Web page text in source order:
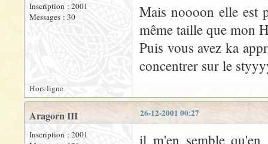
Inscription : 2001
Messages : 30
Mais noooon elle est
même taille que mon
Puis vous avez ka
concentrer sur le
Hors ligne
26-12-2001 00:27
Aragorn III
Inscription : 2001
il m'en semble qu'en